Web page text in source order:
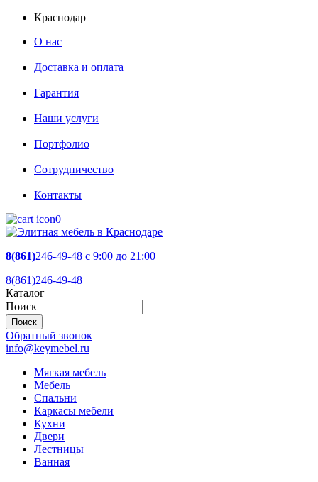
Краснодар
О нас
|
Доставка и оплата
|
Гарантия
|
Наши услуги
|
Портфолио
|
Сотрудничество
|
Контакты
0
8(861)246-49-48 c 9:00 до 21:00
8(861)246-49-48
Каталог
Поиск
Обратный звонок
info@keymebel.ru
Мягкая мебель
Мебель
Спальни
Каркасы мебели
Кухни
Двери
Лестницы
Ванная